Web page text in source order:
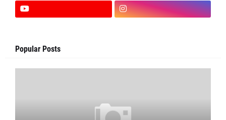
Popular Posts